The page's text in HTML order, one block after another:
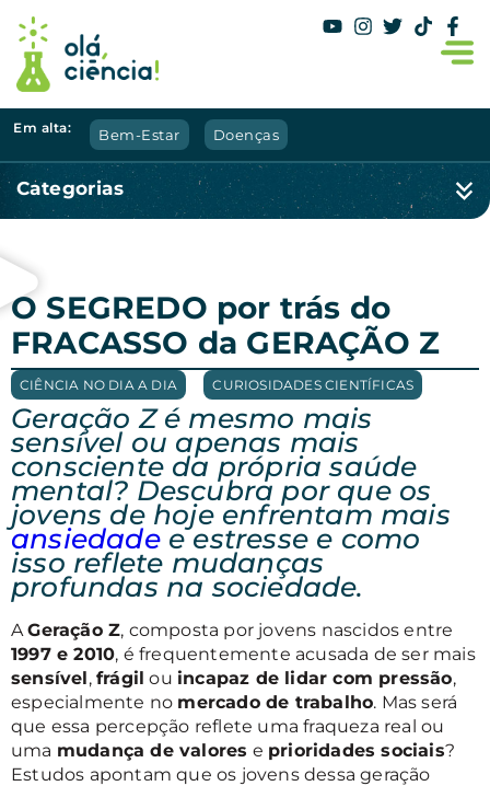
Em alta: Bem-Estar Doenças
Categorias
O SEGREDO por trás do
FRACASSO da GERAÇÃO Z
CIÊNCIA NO DIA A DIA CURIOSIDADES CIENTÍFICAS
Geração Z é mesmo mais
sensível ou apenas mais
consciente da própria saúde
mental? Descubra por que os
jovens de hoje enfrentam mais
ansiedadee estresse e como
isso reflete mudanças
profundas na sociedade.
AGeração Z, composta por jovens nascidos entre
1997 e 2010, é frequentemente acusada de ser mais
sensível,frágil ou incapaz de lidar com pressão,
especialmente no mercado de trabalho. Mas será
que essa percepção reflete uma fraqueza real ou
uma mudança de valores e prioridades sociais?
Estudos apontam que os jovens dessa geração